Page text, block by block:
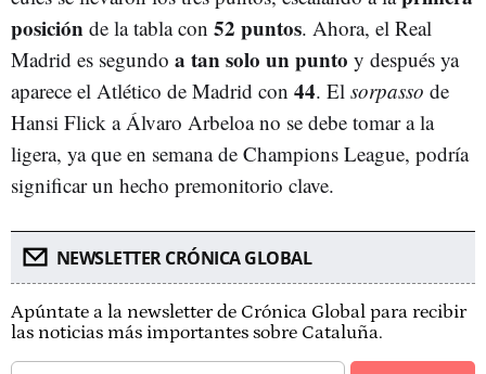
posición de la tabla con 52 puntos. Ahora, el Real
Madrid es segundo a tan solo un punto y después ya
aparece el Atlético de Madrid con 44. El sorpasso de
Hansi Flick a Álvaro Arbeloa no se debe tomar a la
ligera, ya que en semana de Champions League, podría
significar un hecho premonitorio clave.
NEWSLETTER CRÓNICA GLOBAL
Apúntate a la newsletter de Crónica Global para recibir
las noticias más importantes sobre Cataluña.